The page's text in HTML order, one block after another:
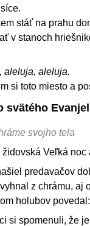
stáť na prahu
v stanoch
aleluja, aleluja.
si toto miesto a
svätého
svojho tela
židovská Veľká
predavačov
z chrámu, aj
holubov
si spomenuli, že